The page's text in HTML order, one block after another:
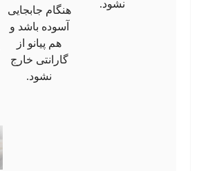
نشود.
هنگام جابجایی
آسوده باشد و
هم پیانو از
گارانتی خارج
نشود.